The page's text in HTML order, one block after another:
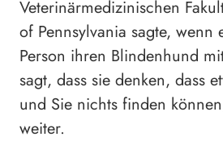
Veterinärmedizinischen
of Pennsylvania sagte, wenn
Person ihren Blindenhund
sagt, dass sie denken, dass
und Sie nichts finden
weiter.